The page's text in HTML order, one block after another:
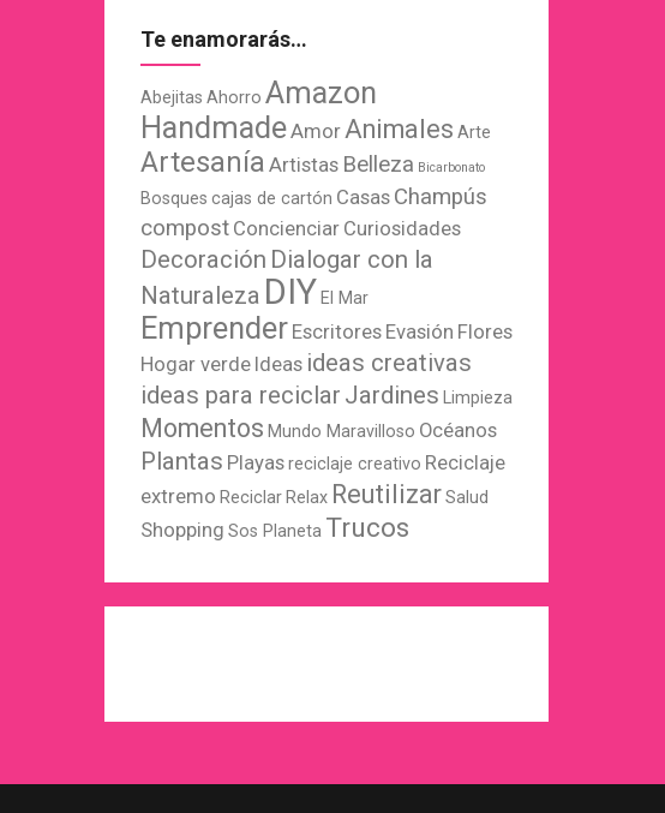
Te enamorarás…
Abejitas Ahorro Amazon
HandmadeAmorAnimales Arte
Artesanía Artistas Belleza Bicarbonato
Bosques cajas de cartón Casas Champús
compost Concienciar Curiosidades
Decoración Dialogar con la
Naturaleza DIY El Mar
Emprender Escritores Evasión Flores
Hogar verde Ideas ideas creativas
ideas para reciclar Jardines Limpieza
Momentos Mundo Maravilloso Océanos
Plantas Playasreciclaje creativo Reciclaje
extremo Reciclar Relax ReutilizarSalud
Shopping Sos Planeta Trucos